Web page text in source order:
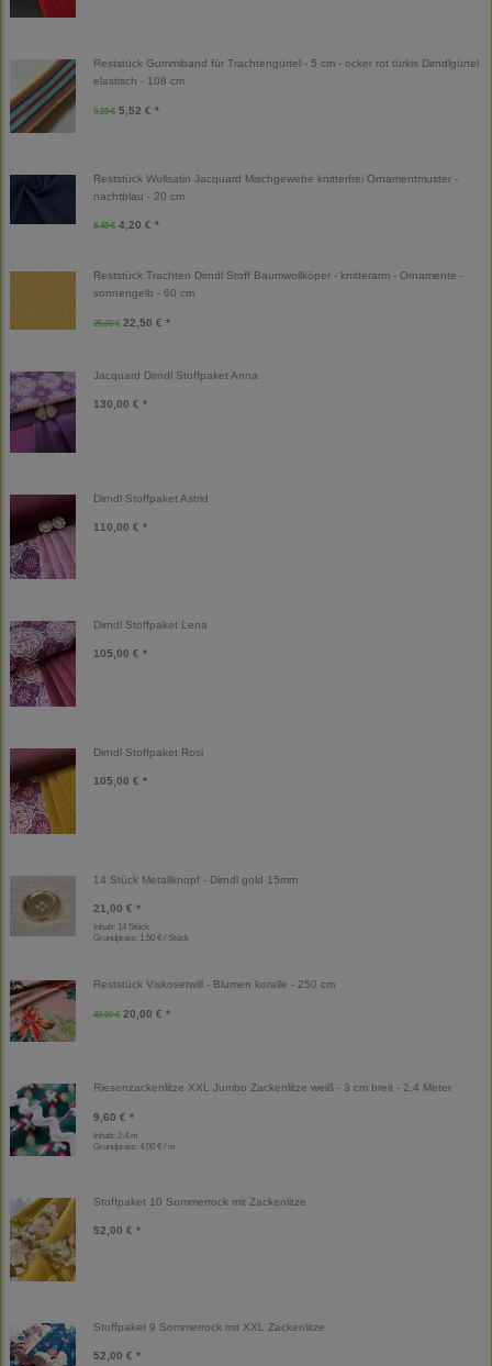
Reststück Gummiband für Trachtengürtel - 5 cm - ocker rot türkis Dirndlgürtel
elastisch - 108 cm
9,20 € 5,52 € *
Reststück Wollsatin Jacquard Mischgewebe knitterfrei Ornamentmuster -
nachtblau - 20 cm
8,40 € 4,20 € *
Reststück Trachten Dirndl Stoff Baumwollköper - knitterarm - Ornamente -
sonnengelb - 60 cm
25,00 € 22,50 € *
Jacquard Dirndl Stoffpaket Anna
130,00 € *
Dirndl Stoffpaket Astrid
110,00 € *
Dirndl Stoffpaket Lena
105,00 € *
Dirndl Stoffpaket Rosi
105,00 € *
14 Stück Metallknopf - Dirndl gold 15mm
21,00 € *
Inhalt: 14 Stück
Grundpreis: 1,50 € / Stück
Reststück Viskosetwill - Blumen koralle - 250 cm
40,00 € 20,00 € *
Riesenzackenlitze XXL Jumbo Zackenlitze weiß - 3 cm breit - 2,4 Meter
9,60 € *
Inhalt: 2,4 m
Grundpreis: 4,00 € / m
Stoffpaket 10 Sommerrock mit Zackenlitze
52,00 € *
Stoffpaket 9 Sommerrock mit XXL Zackenlitze
52,00 € *